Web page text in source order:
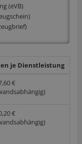
(eVB)
je Dienstleistung
€
€